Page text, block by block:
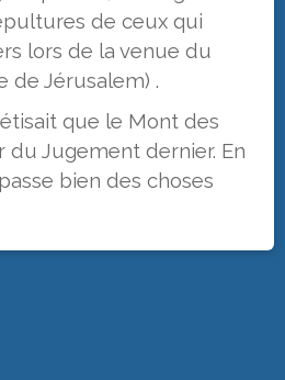
de ceux qui
lors de la venue du
de Jérusalem) .
que le Mont des
Jugement dernier. En
bien des choses